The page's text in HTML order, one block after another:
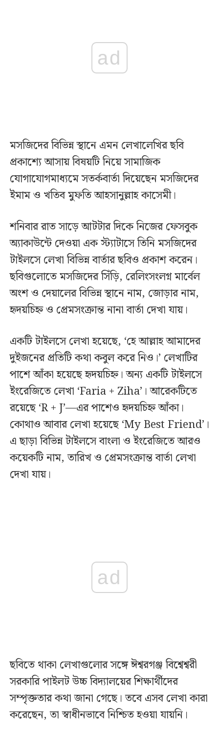
ad
মসজিদের বিভিন্ন স্থানে এমন লেখালেখির ছবি
প্রকাশ্যে আসায় বিষয়টি নিয়ে সামাজিক
যোগাযোগমাধ্যমে সতর্কবার্তা দিয়েছেন মসজিদের
ইমাম ও খতিব মুফতি আহসানুল্লাহ কাসেমী।
শনিবার রাত সাড়ে আটটার দিকে নিজের ফেসবুক
অ্যাকাউন্টে দেওয়া এক স্ট্যাটাসে তিনি মসজিদের
টাইলসে লেখা বিভিন্ন বার্তার ছবিও প্রকাশ করেন।
ছবিগুলোতে মসজিদের সিঁড়ি, রেলিংসংলগ্ন মার্বেল
অংশ ও দেয়ালের বিভিন্ন স্থানে নাম, জোড়ার নাম,
হৃদয়চিহ্ন ও প্রেমসংক্রান্ত নানা বার্তা দেখা যায়।
একটি টাইলসে লেখা হয়েছে, ‘হে আল্লাহ আমাদের
দুইজনের প্রতিটি কথা কবুল করে নিও।’ লেখাটির
পাশে আঁকা হয়েছে হৃদয়চিহ্ন। অন্য একটি টাইলসে
ইংরেজিতে লেখা ‘Faria + Ziha’। আরেকটিতে
রয়েছে ‘R + J’—এর পাশেও হৃদয়চিহ্ন আঁকা।
কোথাও আবার লেখা হয়েছে ‘My Best Friend’।
এ ছাড়া বিভিন্ন টাইলসে বাংলা ও ইংরেজিতে আরও
কয়েকটি নাম, তারিখ ও প্রেমসংক্রান্ত বার্তা লেখা
দেখা যায়।
ad
ছবিতে থাকা লেখাগুলোর সঙ্গে ঈশ্বরগঞ্জ বিশ্বেশ্বরী
সরকারি পাইলট উচ্চ বিদ্যালয়ের শিক্ষার্থীদের
সম্পৃক্ততার কথা জানা গেছে। তবে এসব লেখা কারা
করেছেন, তা স্বাধীনভাবে নিশ্চিত হওয়া যায়নি।